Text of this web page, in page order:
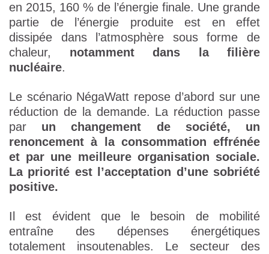
en 2015, 160 % de l’énergie finale. Une grande
partie de l’énergie produite est en effet
dissipée dans l’atmosphère sous forme de
chaleur, notamment dans la filière
nucléaire.
Le scénario NégaWatt repose d’abord sur une
réduction de la demande. La réduction passe
par un changement de société, un
renoncement à la consommation effrénée
et par une meilleure organisation sociale.
La priorité est l’acceptation d’une sobriété
positive.
Il est évident que le besoin de mobilité
entraîne des dépenses énergétiques
totalement insoutenables. Le secteur des